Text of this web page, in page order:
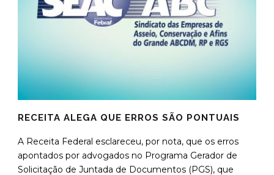
RECEITA ALEGA QUE ERROS SÃO PONTUAIS
A Receita Federal esclareceu, por nota, que os erros
apontados por advogados no Programa Gerador de
Solicitação de Juntada de Documentos (PGS), que